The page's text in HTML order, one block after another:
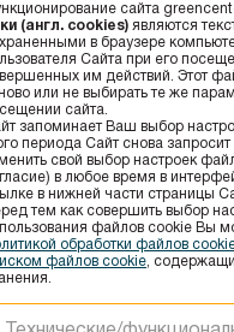
с GREEN. Ждём вас
сайта
сайта
(англ. cookies) являются
в браузере
Сайта при его
им действий. Этот
или не выбирать те же
сайта.
запоминает Ваш выбор
периода Сайт снова
свой выбор настроек
в любое время в
в нижней части страницы
тем как совершить выбор
файлов сookie Вы
обработки файлов
файлов cookie ,